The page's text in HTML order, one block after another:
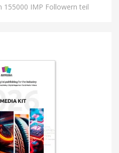
155000 IMP Followern teil